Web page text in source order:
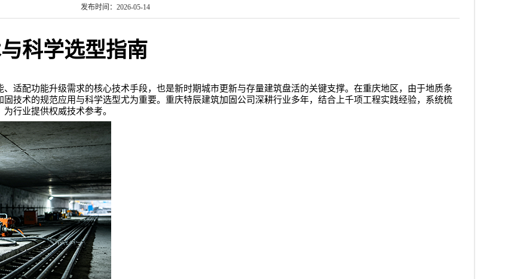
发布时间：2026-05-14
科学选型指南
适配功能升级需求的核心技术手段，也是新时期城市更新与存量建筑盘活的关键支撑。在重庆地区，由于地质条
技术的规范应用与科学选型尤为重要。重庆特辰建筑加固公司深耕行业多年，结合上千项工程实践经验，系统梳
行业提供权威技术参考。